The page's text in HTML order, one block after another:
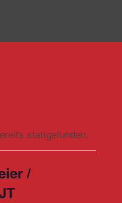
stattgefunden.
/